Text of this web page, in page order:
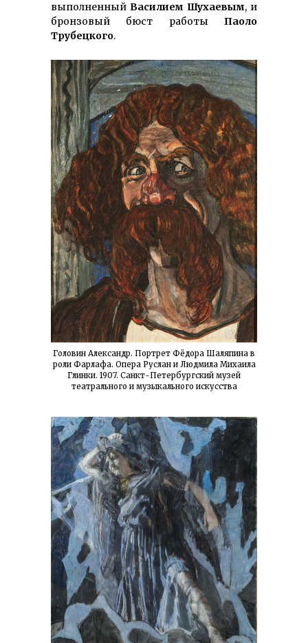
выполненный Василием Шухаевым, и
бронзовый бюст работы Паоло
Трубецкого.
Головин Александр. Портрет Фёдора Шаляпина в
роли Фарлафа. Опера Руслан и Людмила Михаила
Глинки. 1907. Санкт-Петербургский музей
театрального и музыкального искусства